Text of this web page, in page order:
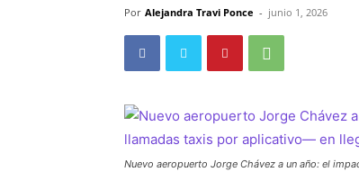
Por Alejandra Travi Ponce - junio 1, 2026
Nuevo aeropuerto Jorge Chávez a un año: el